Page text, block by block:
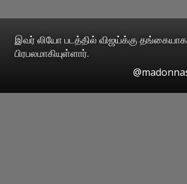
இவர் லியோ படத்தில் விஜய்க்கு தங்கையாக
பிரபலமாகியுள்ளார்.